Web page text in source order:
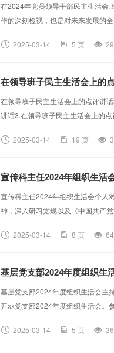
在2024年党员领导干部民主生活会
作的深刻检视，也是对未来发展的
凝聚共识、改进作风、促进工作的
2025-03-14 5 页 29
在领导班子民主生活会上的
在领导班子民主生活会上的点评讲
讲话3.在领导班子民主生活会上的
带头”要求，结合集团实际，深入查
2025-03-14 19 页
宣传科主任2024年组织生活
宣传科主任2024年组织生活会个人
神，深入研习党规以及《中国共产
人对照检查情况汇报如下。一、存
2025-03-14 8 页 64
基层党支部2024年度组织生
基层党支部2024年度组织生活会主
开xx党支部2024年度组织生活会。
一项议程：通报2023年度组织生活
2025-03-14 5 页 36